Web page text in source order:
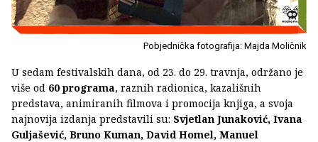
Pobjednička fotografija: Majda Moličnik
U sedam festivalskih dana, od 23. do 29. travnja, održano je
više od 60 programa, raznih radionica, kazališnih
predstava, animiranih filmova i promocija knjiga, a svoja
najnovija izdanja predstavili su: Svjetlan Junaković, Ivana
Guljašević, Bruno Kuman, David Homel, Manuel